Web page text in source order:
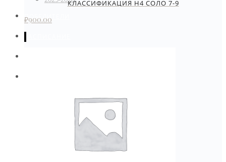
ПОБЕДИТЕЛИ
КЛАССИФИКАЦИЯ Н4 СОЛО 7-9
₽900.00